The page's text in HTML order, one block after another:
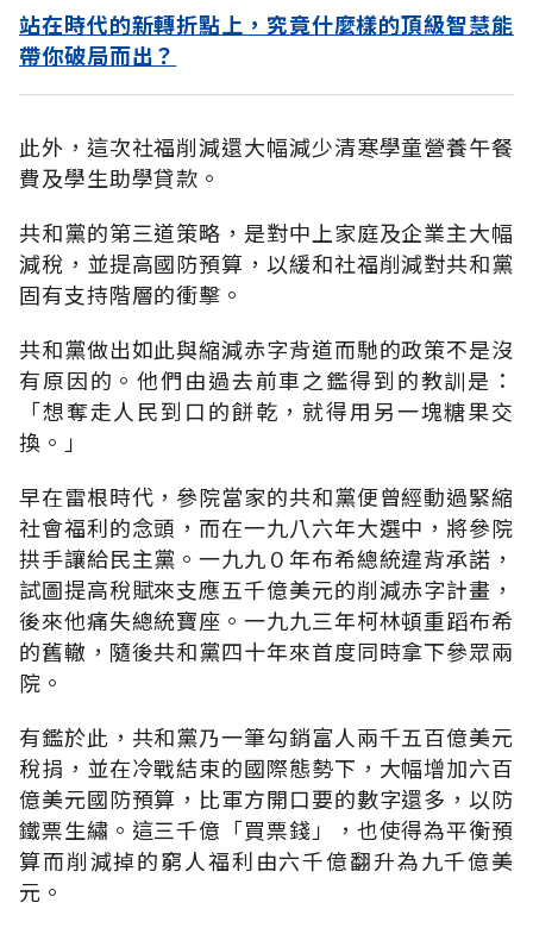
站在時代的新轉折點上，究竟什麼樣的頂級智慧能
帶你破局而出？
此外，這次社福削減還大幅減少清寒學童營養午餐
費及學生助學貸款。
共和黨的第三道策略，是對中上家庭及企業主大幅
減稅，並提高國防預算，以緩和社福削減對共和黨
固有支持階層的衝擊。
共和黨做出如此與縮減赤字背道而馳的政策不是沒
有原因的。他們由過去前車之鑑得到的教訓是：
「想奪走人民到口的餅乾，就得用另一塊糖果交
換。」
早在雷根時代，參院當家的共和黨便曾經動過緊縮
社會福利的念頭，而在一九八六年大選中，將參院
拱手讓給民主黨。一九九０年布希總統違背承諾，
試圖提高稅賦來支應五千億美元的削減赤字計畫，
後來他痛失總統寶座。一九九三年柯林頓重蹈布希
的舊轍，隨後共和黨四十年來首度同時拿下參眾兩
院。
有鑑於此，共和黨乃一筆勾銷富人兩千五百億美元
稅捐，並在冷戰結束的國際態勢下，大幅增加六百
億美元國防預算，比軍方開口要的數字還多，以防
鐵票生繡。這三千億「買票錢」，也使得為平衡預
算而削減掉的窮人福利由六千億翻升為九千億美
元。